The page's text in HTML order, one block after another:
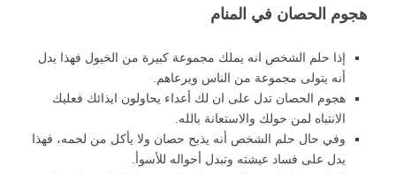
هجوم الحصان في المنام
إذا حلم الشخص انه يملك مجموعة كبيرة من الخيول فهذا يدل
أنه يتولى مجموعة من الناس ويرعاهم.
هجوم الحصان تدل على ان لك أعداء يحاولون ايذائك فعليك
الانتباه لمن حولك والاستعانة بالله.
وفي حال حلم الشخص أنه يذبح حصان ولا يأكل من لحمه، فهذا
يدل على فساد عيشته وتبدل أحواله للأسوأ.